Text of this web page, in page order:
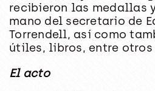
recibieron las medallas
mano del secretario de
Torrendell, así como
útiles, libros, entre otros
El acto